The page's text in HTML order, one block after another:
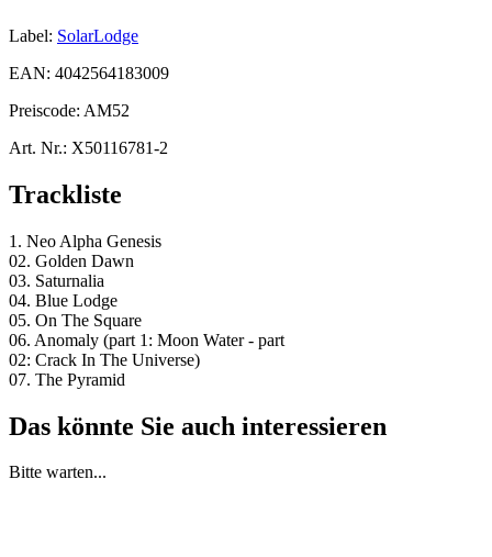
Label: SolarLodge
EAN: 4042564183009
Preiscode: AM52
Art. Nr.: X50116781-2
Trackliste
1. Neo Alpha Genesis
02. Golden Dawn
03. Saturnalia
04. Blue Lodge
05. On The Square
06. Anomaly (part 1: Moon Water - part
02: Crack In The Universe)
07. The Pyramid
Das könnte Sie auch interessieren
Bitte warten...